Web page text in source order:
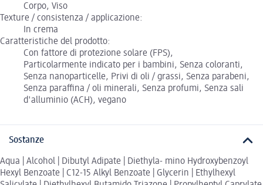
Corpo, Viso
Texture / consistenza / applicazione:
In crema
Caratteristiche del prodotto:
Con fattore di protezione solare (FPS),
Particolarmente indicato per i bambini, Senza coloranti,
Senza nanoparticelle, Privi di oli / grassi, Senza parabeni,
Senza paraffina / oli minerali, Senza profumi, Senza sali
d'alluminio (ACH), vegano
Sostanze
Aqua | Alcohol | Dibutyl Adipate | Diethyla- mino Hydroxybenzoyl
Hexyl Benzoate | C12-15 Alkyl Benzoate | Glycerin | Ethylhexyl